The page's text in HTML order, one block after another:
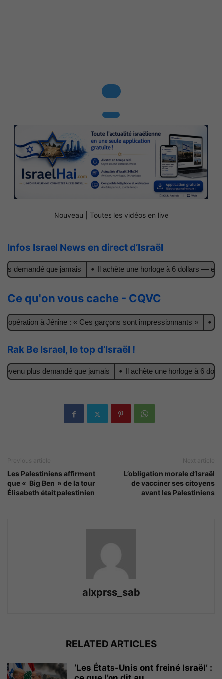
Nouveau | Toutes les vidéos en live
Infos Israel News en direct d’Israël
que jamais Il achète une horloge à 6 dollars — et y
Ce qu'on vous cache - CQVC
à Jénine : « Ces garçons sont impressionnants »
Rak Be Israel, le top d’Israël !
plus demandé que jamais Il achète une horloge à 6
Previous article
Les Palestiniens affirment
que « Big Ben » de la tour
Élisabeth était palestinien
Next article
L’obligation morale d’Israël
de vacciner ses citoyens
avant les Palestiniens
alxprss_sab
RELATED ARTICLES
‘Les États-Unis ont freiné Israël’ :